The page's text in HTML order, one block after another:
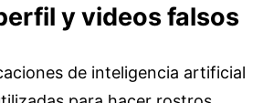
y videos falsos
de inteligencia artificial